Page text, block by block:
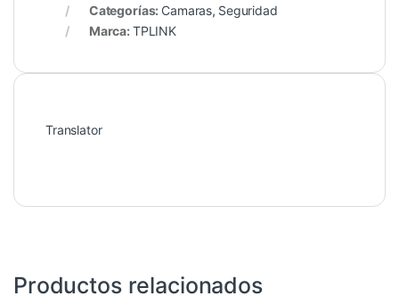
Categorías: Camaras, Seguridad
Marca: TPLINK
Translator
Productos relacionados